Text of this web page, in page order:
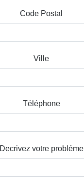
Code Postal
Ville
Téléphone
Decrivez votre probléme